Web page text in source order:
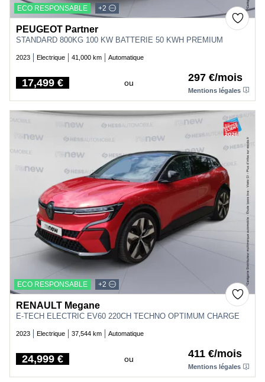
ECO RESPONSABLE +2
PEUGEOT Partner
STANDARD 800KG 100 KW BATTERIE 50 KWH PREMIUM
2023 Electrique 41,000 km Automatique
Price
17,499 € ou 297 €/mois
Mentions légales
ECO RESPONSABLE +2
RENAULT Megane
E-TECH ELECTRIC EV60 220CH TECHNO OPTIMUM CHARGE
2023 Electrique 37,544 km Automatique
Price
24,999 € ou 411 €/mois
Mentions légales